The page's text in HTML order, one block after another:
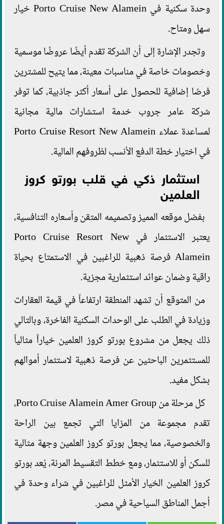
وحدة سكنية في Porto Cruise New Alamein خيار
سهل ومتاح.
وتجدر الإشارة إلى أن الشركة تقدم أيضًا عروضًا موسمية
وخصومات خاصة في مناسبات معينة، مما يتيح للمشترين
فرصًا إضافية للحصول على أسعار أكثر جاذبية، كما توفر
شركة عامر جروب خدمة استشارات مالية مجانية
لمساعدة عملاء Porto Cruise Resort New Alamein
في اختيار خطة الدفع الأنسب لظروفهم المالية.
استثمار ذكي في قلب بورتو كروز
العلمين
بفضل موقعه المميز وتصميمه المتقن وأسعاره التنافسية،
يعتبر الاستثمار في Porto Cruise Resort New
Alamein فرصة ذهبية للراغبين في الاستمتاع بحياة
راقية وضمان عوائد استثمارية مجزية.
من المتوقع أن تشهد المنطقة ارتفاعاً في قيمة العقارات
وزيادة في الطلب على الوحدات السكنية الفاخرة، وبالتالي
ذلك يجعل من مشروع بورتو كروز العلمين خياراً مثالياً
للمستثمرين الباحثين عن فرصة ذهبية لاستثمار أموالهم
بشكل مفيد.
كل مرحلة من Porto Cruise Alamein Amer Group،
تقدم مجموعة من المزايا التي تجمع بين الراحة
والخصوصية، مما يجعل بورتو كروز العلمين وجهة مثالية
للسكن أو للاستثمار، ومع خطط التقسيط المرنة، يُعد بورتو
كروز العلمين الخيار الأمثل للراغبين في شراء وحدة في
أجمل المناطق السياحية في مصر.